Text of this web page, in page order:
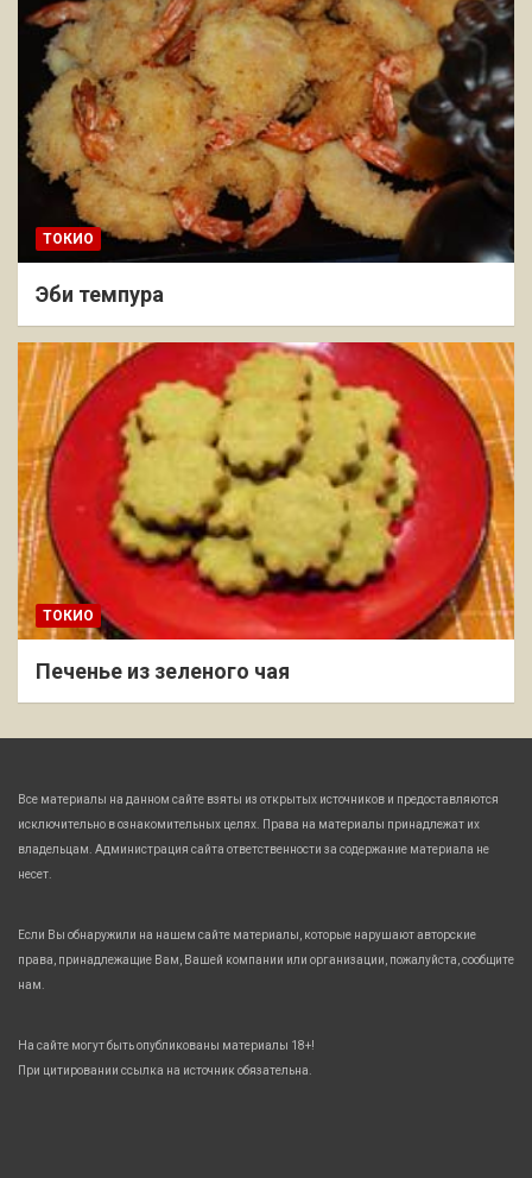
ТОКИО
Эби темпура
ТОКИО
Печенье из зеленого чая
Все материалы на данном сайте взяты из открытых источников и предоставляются
исключительно в ознакомительных целях. Права на материалы принадлежат их
владельцам. Администрация сайта ответственности за содержание материала не
несет.
Если Вы обнаружили на нашем сайте материалы, которые нарушают авторские
права, принадлежащие Вам, Вашей компании или организации, пожалуйста, сообщите
нам.
На сайте могут быть опубликованы материалы 18+!
При цитировании ссылка на источник обязательна.